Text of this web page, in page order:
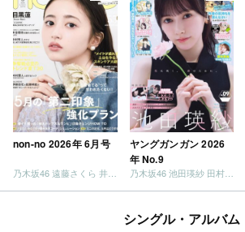
non-no 2026年 6月号
乃木坂46 遠藤さくら 井上和 / 日向坂46 小坂菜緒
ヤングガンガン 2026
年 No.9
乃木坂46 池田瑛紗 田村真佑
シングル・アルバム